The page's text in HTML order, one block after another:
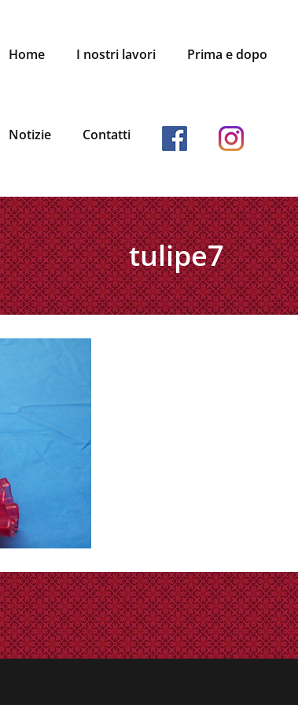
Home I nostri lavori Prima e dopo
Notizie Contatti facebookinstagram
tulipe7